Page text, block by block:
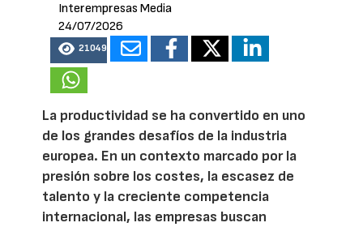
Interempresas Media
24/07/2026
21049
La productividad se ha convertido en uno
de los grandes desafíos de la industria
europea. En un contexto marcado por la
presión sobre los costes, la escasez de
talento y la creciente competencia
internacional, las empresas buscan